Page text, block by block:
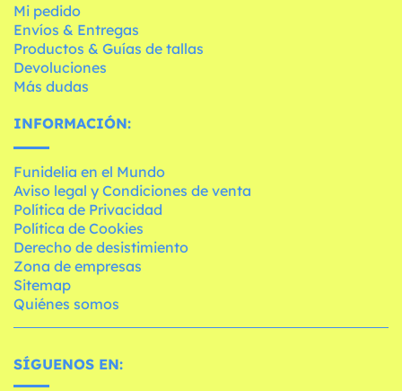
Mi pedido
Envíos & Entregas
Productos & Guías de tallas
Devoluciones
Más dudas
INFORMACIÓN:
Funidelia en el Mundo
Aviso legal y Condiciones de venta
Política de Privacidad
Política de Cookies
Derecho de desistimiento
Zona de empresas
Sitemap
Quiénes somos
SÍGUENOS EN: